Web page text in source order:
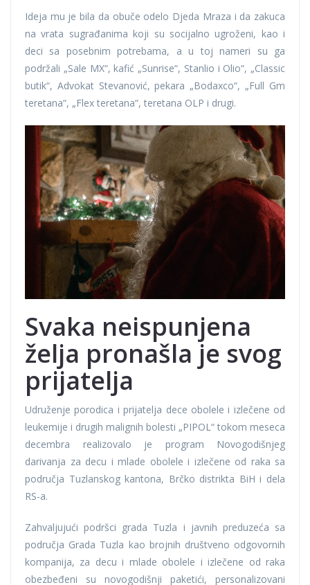
Ideja mu je bila da obuče odelo Djeda Mraza i da zakuca
na vrata sugrađanima koji su socijalno ugroženi, kao i
deci sa posebnim potrebama, a u toj nameri su ga
podržali „Sale MX“, kafić „Sunrise“, Stanlio i Olio“, „Classic
butik“, Advokat Stevanović, pekara „Bodaxco“, „Full Gm
teretana“, „Flex teretana“, teretana OLP i drugi.
Svaka neispunjena
želja pronašla je svog
prijatelja
Udruženje porodica i prijatelja dece obolele i izlečene od
leukemije i drugih malignih bolesti „PIPOL“ tokom meseca
decembra realizovalo je program Novogodišnjeg
darivanja za decu i mlade obolele i izlečene od raka sa
područja Tuzlanskog kantona, Brčko distrikta BiH i dela
RS-a.
Zahvaljujući podršci grada Tuzla i javnih preduzeća sa
područja Grada Tuzla kao brojnih društveno odgovornih
kompanija, za decu i mlade obolele i izlečene od raka
obezbeđeni su novogodišnji paketići, personalizovani